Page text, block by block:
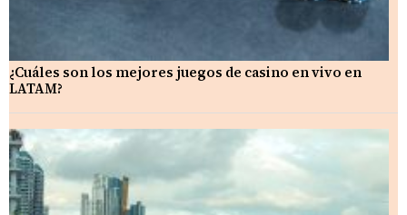
¿Cuáles son los mejores juegos de casino en vivo en
LATAM?